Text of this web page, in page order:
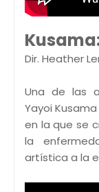
Dir. Heather
Una de las
Yayoi
en la que se
la
artística a la